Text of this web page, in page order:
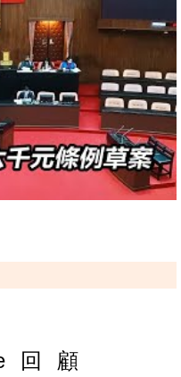
回 顧